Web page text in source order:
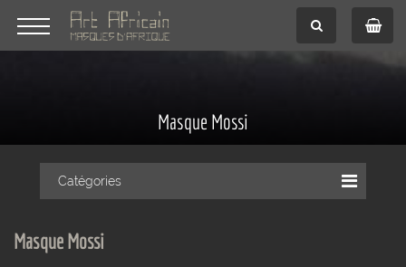
Masque Mossi
Catégories
Masque Mossi